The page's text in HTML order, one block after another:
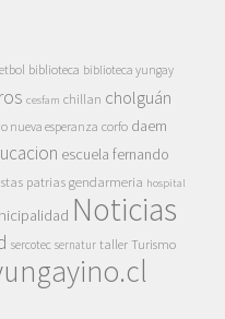
biblioteca biblioteca yungay
cesfam chillan cholguán
nueva esperanza corfo daem
escuela fernando
patriasgendarmeria hospital
Noticias
sercotec sernatur taller Turismo